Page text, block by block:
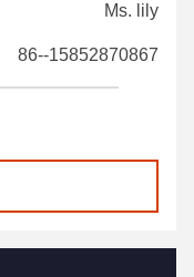
Ms. lily
86--15852870867